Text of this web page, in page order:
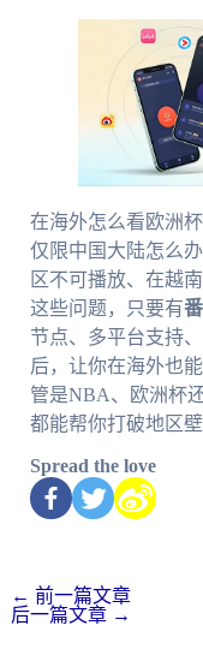
在海外怎么看欧洲
仅限中国大陆怎么
区不可播放、在越
这些问题，只要有
节点、多平台支持
后，让你在海外也
管是NBA、欧洲杯
都能帮你打破地区
Spread the love
← 前一篇文章
后一篇文章 →